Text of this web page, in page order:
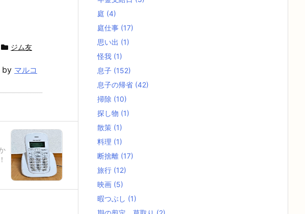
ジム友
by マルコ
庭 (4)
庭仕事 (17)
思い出 (1)
怪我 (1)
息子 (152)
息子の帰省 (42)
掃除 (10)
探し物 (1)
散策 (1)
料理 (1)
断捨離 (17)
旅行 (12)
映画 (5)
暇つぶし (1)